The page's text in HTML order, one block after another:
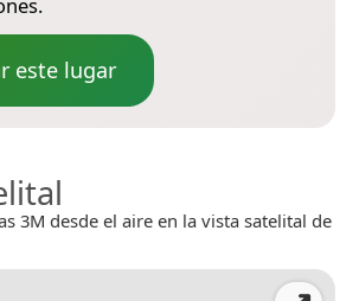
este lugar
3M desde el aire en la vista satelital de